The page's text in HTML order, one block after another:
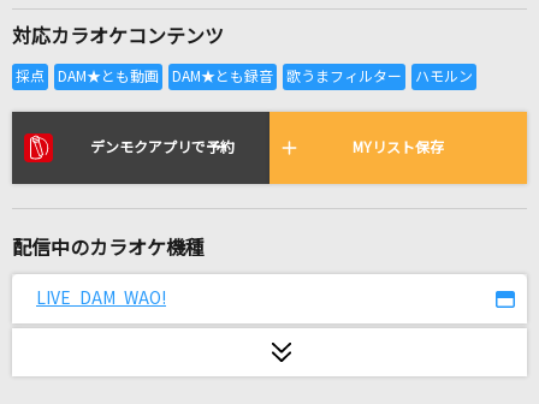
リアルタイムで歌われている曲の一覧
M
シャルル
バルーン
対応カラオケコンテンツ
デンモクアプリで予約 MYリスト保存
配信中のカラオケ機種
LIVE DAM WAO!